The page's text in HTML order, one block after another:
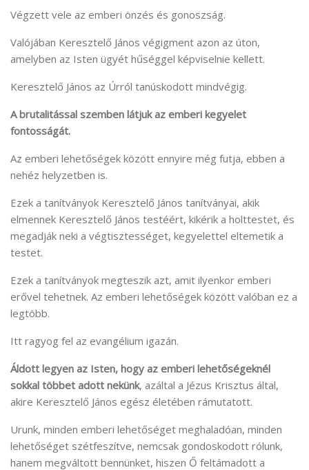
Végzett vele az emberi önzés és gonoszság.
Valójában Keresztelő János végigment azon az úton,
amelyben az Isten ügyét hűséggel képviselnie kellett.
Keresztelő János az Úrról tanúskodott mindvégig.
A brutalitással szemben látjuk az emberi kegyelet
fontosságát.
Az emberi lehetőségek között ennyire még futja, ebben a
nehéz helyzetben is.
Ezek a tanítványok Keresztelő János tanítványai, akik
elmennek Keresztelő János testéért, kikérik a holttestet, és
megadják neki a végtisztességet, kegyelettel eltemetik a
testet.
Ezek a tanítványok megteszik azt, amit ilyenkor emberi
erővel tehetnek. Az emberi lehetőségek között valóban ez a
legtöbb.
Itt ragyog fel az evangélium igazán.
Áldott legyen az Isten, hogy az emberi lehetőségeknél
sokkal többet adott nekünk, azáltal a Jézus Krisztus által,
akire Keresztelő János egész életében rámutatott.
Urunk, minden emberi lehetőséget meghaladóan, minden
lehetőséget szétfeszítve, nemcsak gondoskodott rólunk,
hanem megváltott bennünket, hiszen Ő feltámadott a